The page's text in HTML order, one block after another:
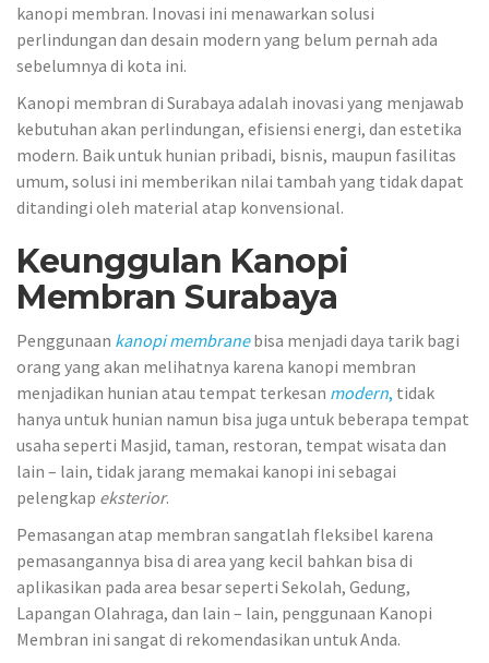
kanopi membran. Inovasi ini menawarkan solusi
perlindungan dan desain modern yang belum pernah ada
sebelumnya di kota ini.
Kanopi membran di Surabaya adalah inovasi yang menjawab
kebutuhan akan perlindungan, efisiensi energi, dan estetika
modern. Baik untuk hunian pribadi, bisnis, maupun fasilitas
umum, solusi ini memberikan nilai tambah yang tidak dapat
ditandingi oleh material atap konvensional.
Keunggulan Kanopi
Membran Surabaya
Penggunaan kanopi membrane bisa menjadi daya tarik bagi
orang yang akan melihatnya karena kanopi membran
menjadikan hunian atau tempat terkesan modern, tidak
hanya untuk hunian namun bisa juga untuk beberapa tempat
usaha seperti Masjid, taman, restoran, tempat wisata dan
lain – lain, tidak jarang memakai kanopi ini sebagai
pelengkap eksterior.
Pemasangan atap membran sangatlah fleksibel karena
pemasangannya bisa di area yang kecil bahkan bisa di
aplikasikan pada area besar seperti Sekolah, Gedung,
Lapangan Olahraga, dan lain – lain, penggunaan Kanopi
Membran ini sangat di rekomendasikan untuk Anda.